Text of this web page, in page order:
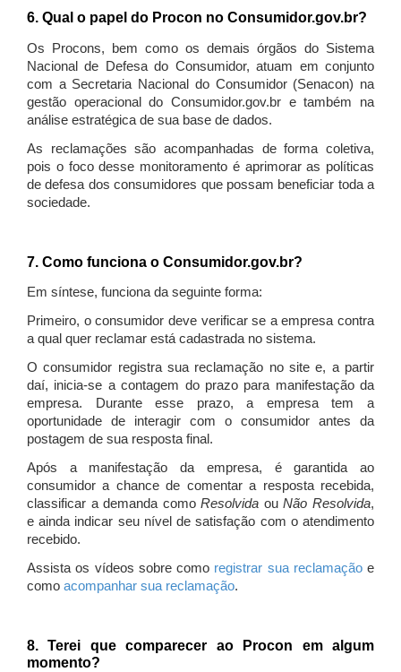
6. Qual o papel do Procon no Consumidor.gov.br?
Os Procons, bem como os demais órgãos do Sistema
Nacional de Defesa do Consumidor, atuam em conjunto
com a Secretaria Nacional do Consumidor (Senacon) na
gestão operacional do Consumidor.gov.br e também na
análise estratégica de sua base de dados.
As reclamações são acompanhadas de forma coletiva,
pois o foco desse monitoramento é aprimorar as políticas
de defesa dos consumidores que possam beneficiar toda a
sociedade.
7. Como funciona o Consumidor.gov.br?
Em síntese, funciona da seguinte forma:
Primeiro, o consumidor deve verificar se a empresa contra
a qual quer reclamar está cadastrada no sistema.
O consumidor registra sua reclamação no site e, a partir
daí, inicia-se a contagem do prazo para manifestação da
empresa. Durante esse prazo, a empresa tem a
oportunidade de interagir com o consumidor antes da
postagem de sua resposta final.
Após a manifestação da empresa, é garantida ao
consumidor a chance de comentar a resposta recebida,
classificar a demanda comoResolvida ouNão Resolvida,
e ainda indicar seu nível de satisfação com o atendimento
recebido.
Assista os vídeos sobre como registrar sua reclamaçãoe
como acompanhar sua reclamação.
8. Terei que comparecer ao Procon em algum
momento?